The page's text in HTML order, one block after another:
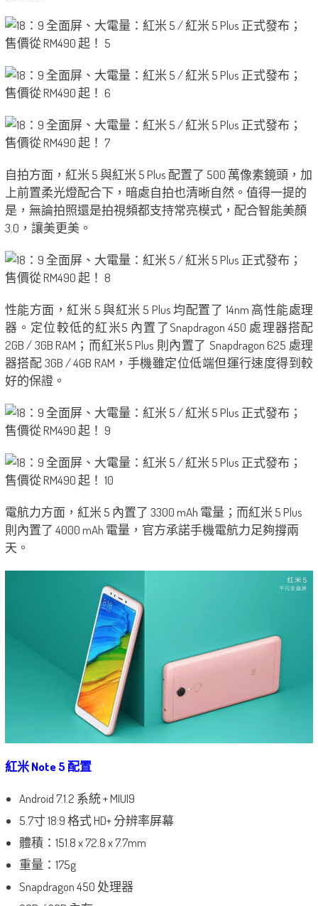
自拍方面，紅米 5 與紅米 5 Plus 配置了 500 萬像素鏡頭，加
上前置柔光燈配合下，暗處自拍也清晰自然。值得一提的
是，無論拍照還是拍視頻都支持常亮模式，配合智能美顏
3.0，讓美更美。
性能方面，紅米 5 與紅米 5 Plus 均配置了 14nm 高性能處理
器。定位較低的紅米5 內置了Snapdragon 450 處理器搭配
2GB / 3GB RAM；而紅米5 Plus 則內置了 Snapdragon 625 處理
器搭配 3GB / 4GB RAM，手機雖定位低端但運行速度得到較
好的保證。
電航力方面，紅米 5 內置了 3300 mAh 電量；而紅米 5 Plus
則內置了 4000 mAh 電量，官方承諾手機電航力足夠撐兩
天。
紅米 Note 5 配置
Android 7.1.2 系統 + MIUI9
5.7寸 18:9 格式 HD+ 分辨率屏幕
體積：151.8 x 72.8 x 7.7mm
重量：175g
Snapdragon 450 处理器